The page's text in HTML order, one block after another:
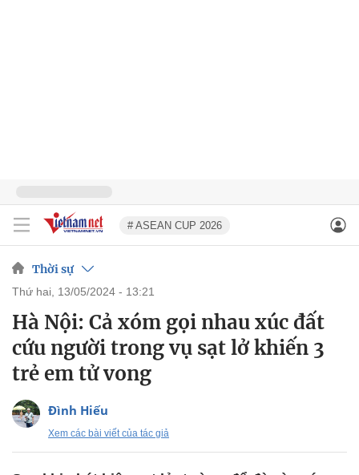
# ASEAN CUP 2026
Thời sự
thứ hai, 13/05/2024 - 13:21
Hà Nội: Cả xóm gọi nhau xúc đất
cứu người trong vụ sạt lở khiến 3
trẻ em tử vong
Đình Hiếu
Xem các bài viết của tác giả